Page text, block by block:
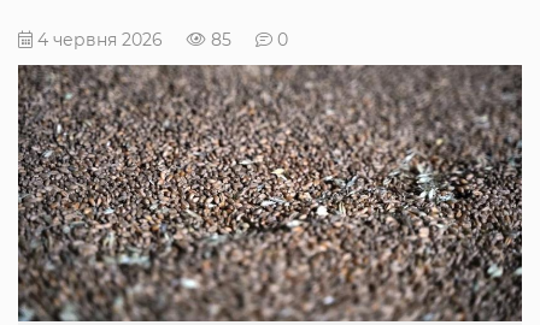
4 червня 2026 85 0